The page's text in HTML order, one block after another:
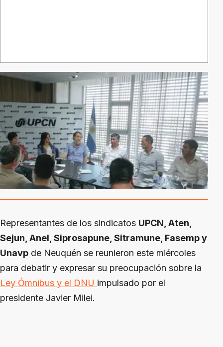
Representantes de los sindicatos UPCN, Aten,
Sejun, Anel, Siprosapune, Sitramune, Fasemp y
Unavp de Neuquén se reunieron este miércoles
para debatir y expresar su preocupación sobre la
Ley Ómnibus y el DNU impulsado por el
presidente Javier Milei.